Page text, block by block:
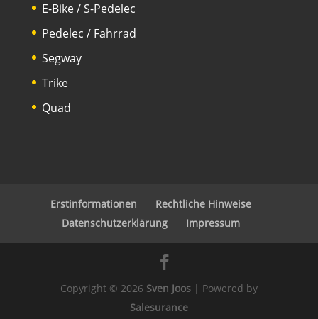
E-Bike / S-Pedelec
Pedelec / Fahrrad
Segway
Trike
Quad
Erstinformationen
Rechtliche Hinweise
Datenschutzerklärung
Impressum
Copyright © 2026 Sven Joos| Powered by
Salesurance